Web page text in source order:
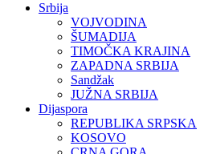
Srbija
VOJVODINA
ŠUMADIJA
TIMOČKA KRAJINA
ZAPADNA SRBIJA
Sandžak
JUŽNA SRBIJA
Dijaspora
REPUBLIKA SRPSKA
KOSOVO